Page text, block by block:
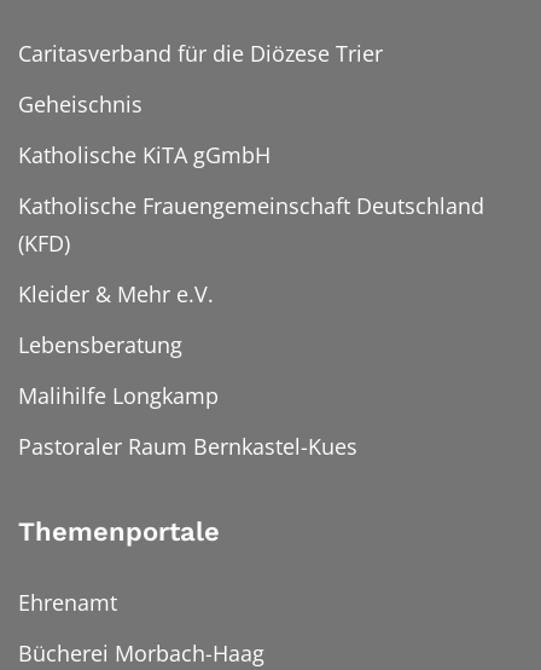
Caritasverband für die Diözese Trier
Geheischnis
Katholische KiTA gGmbH
Katholische Frauengemeinschaft Deutschland
(KFD)
Kleider & Mehr e.V.
Lebensberatung
Malihilfe Longkamp
Pastoraler Raum Bernkastel-Kues
Themenportale
Ehrenamt
Bücherei Morbach-Haag